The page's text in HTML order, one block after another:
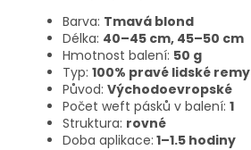
Barva: Tmavá blond
Délka: 40–⁠⁠⁠⁠⁠⁠45 cm, 45–50 cm
Hmotnost balení: 50 g
Typ: 100% pravé lidské remy
Původ: Východoevropské
Počet weft pásků v balení: 1
Struktura: rovné
Doba aplikace: 1–1.5 hodiny